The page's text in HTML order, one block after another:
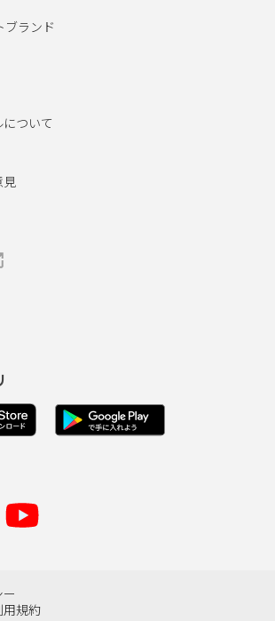
ブランド
ついて
見
用規約